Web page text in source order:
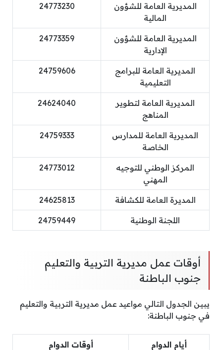
المديرية العامة للشؤون
المالية
24773230
المديرية العامة للشؤون
الإدارية
24773359
المديرية العامة للبرامج
التعليمية
24759606
المديرية العامة لتطوير
المناهج
24624040
المديرية العامة للمدارس
الخاصة
24759333
المركز الوطني للتوجيه
المهني
24773012
المديرة العامة للكشافة 24625813
اللجنة الوطنية 24759449
أوقات عمل مديرية التربية والتعليم
جنوب الباطنة
يبين الجدول التالي مواعيد عمل مديرية التربية والتعليم
في جنوب الباطنة:
أيام الدوام أوقات الدوام